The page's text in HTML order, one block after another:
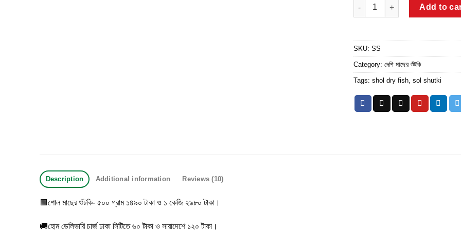
শোল মাছের শুঁটকি quantity
Add to
SKU: SS
Category: দেশি মাছের শুঁটকি
Tags: shol dry fish sol shutki
Description Additional information Reviews (10)
🟩শোল মাছের শুঁটকি- ৫০০ গ্রাম ১৪৯০ টাকা ও ১ কেজি ২৯৮০ টাকা।
🚚হোম ডেলিভারি চার্জ ঢাকা সিটিতে ৬০ টাকা ও সারাদেশে ১২০ টাকা।